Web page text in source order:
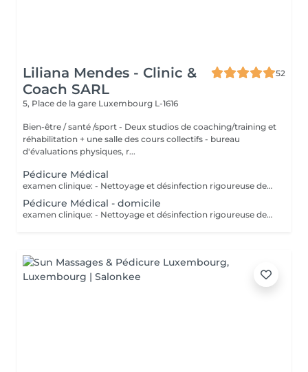
Liliana Mendes - Clinic &
Coach SARL
52
5, Place de la gare Luxembourg L-1616
Bien-être / santé /sport - Deux studios de coaching/training et
réhabilitation + une salle des cours collectifs - bureau
d'évaluations physiques, r...
Pédicure Médical
examen clinique: - Nettoyage et désinfection rigoureuse des pieds - soin des ongles: coupe correct, fraisage ( diminution de l`épaisseur) et nettoyage des sillons pour prévenir les ongles incarnés. - traitement des callosités rdv chez 691 60 25 60 ou clinic.coach@lilianamendes.eu
Pédicure Médical - domicile
examen clinique: - Nettoyage et désinfection rigoureuse des pieds - soin des ongles: coupe correct, fraisage ( diminution de l`épaisseur) et nettoyage des sillons pour prévenir les ongles incarnés. - traitement des callosités rdv chez 691 60 25 60 ou clinic.coach@lilianamendes.eu